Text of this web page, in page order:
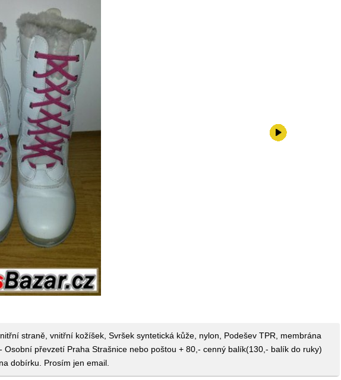
straně, vnitřní kožíšek, Svršek syntetická kůže, nylon, Podešev TPR, membrána
převzetí Praha Strašnice nebo poštou + 80,- cenný balík(130,- balík do ruky)
dobírku. Prosím jen email.